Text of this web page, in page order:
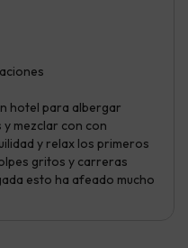
hotel para albergar
mezclar con con
y relax los primeros
gritos y carreras
esto ha afeado mucho